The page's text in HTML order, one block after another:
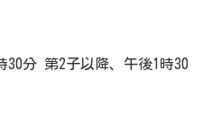
30分 第2子以降、午後1時30